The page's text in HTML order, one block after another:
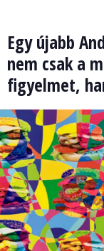
Egy újabb
nem csak a
figyelmet,